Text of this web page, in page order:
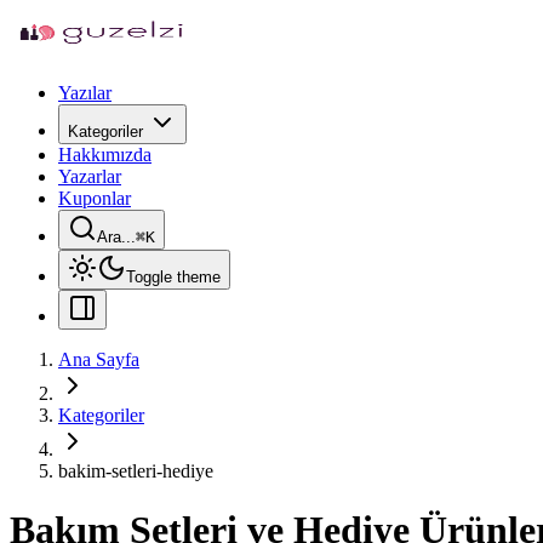
Yazılar
Kategoriler
Hakkımızda
Yazarlar
Kuponlar
Ara...⌘K
Toggle theme
Ana Sayfa
Kategoriler
bakim-setleri-hediye
Bakım Setleri ve Hediye